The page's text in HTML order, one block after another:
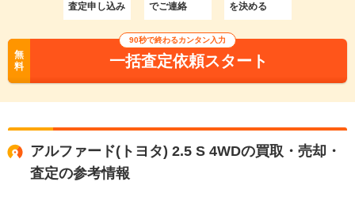
査定申し込み
でご連絡
を決める
無
料
90秒で終わるカンタン入力
一括査定依頼スタート
アルファード(トヨタ) 2.5 S 4WDの買取・売却・
査定の参考情報